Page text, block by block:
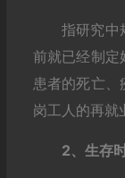
指研究中
前就已经制定
患者的死亡
岗工人的再就
2、生存